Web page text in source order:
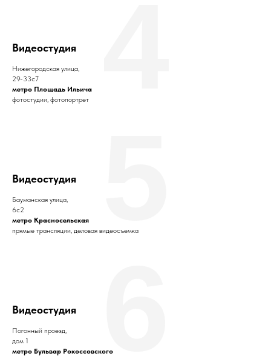
Видеостудия
Нижегородская улица,
29-33с7
метро Площадь Ильича
фотостудии, фотопортрет
Видеостудия
Бауманская улица,
6с2
метро Красносельская
прямые трансляции, деловая видеосъемка
Видеостудия
Погонный проезд,
дом 1
метро Бульвар Рокоссовского